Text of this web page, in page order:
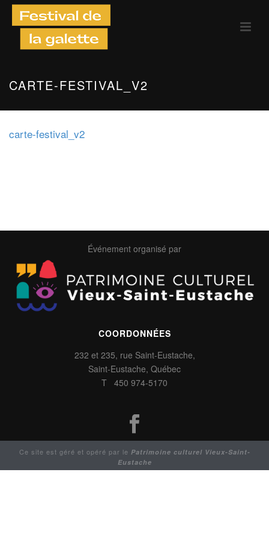
CARTE-FESTIVAL_V2
carte-festival_v2
Événement organisé par
COORDONNÉES
232 et 235, rue Saint-Eustache,
Saint-Eustache, Québec
T 450 974-5170
Ce site est géré et opéré par le Patrimoine culturel Vieux-Saint-
Eustache